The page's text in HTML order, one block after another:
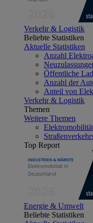
Verkehr & Logistik
Beliebte Statistiken
Aktuelle Statistiken
Anzahl
Öffentliche
Anzahl der
Anteil von
Verkehr & Logistik
Themen
Weitere Themen
Top Report
Energie & Umwelt
Beliebte Statistiken